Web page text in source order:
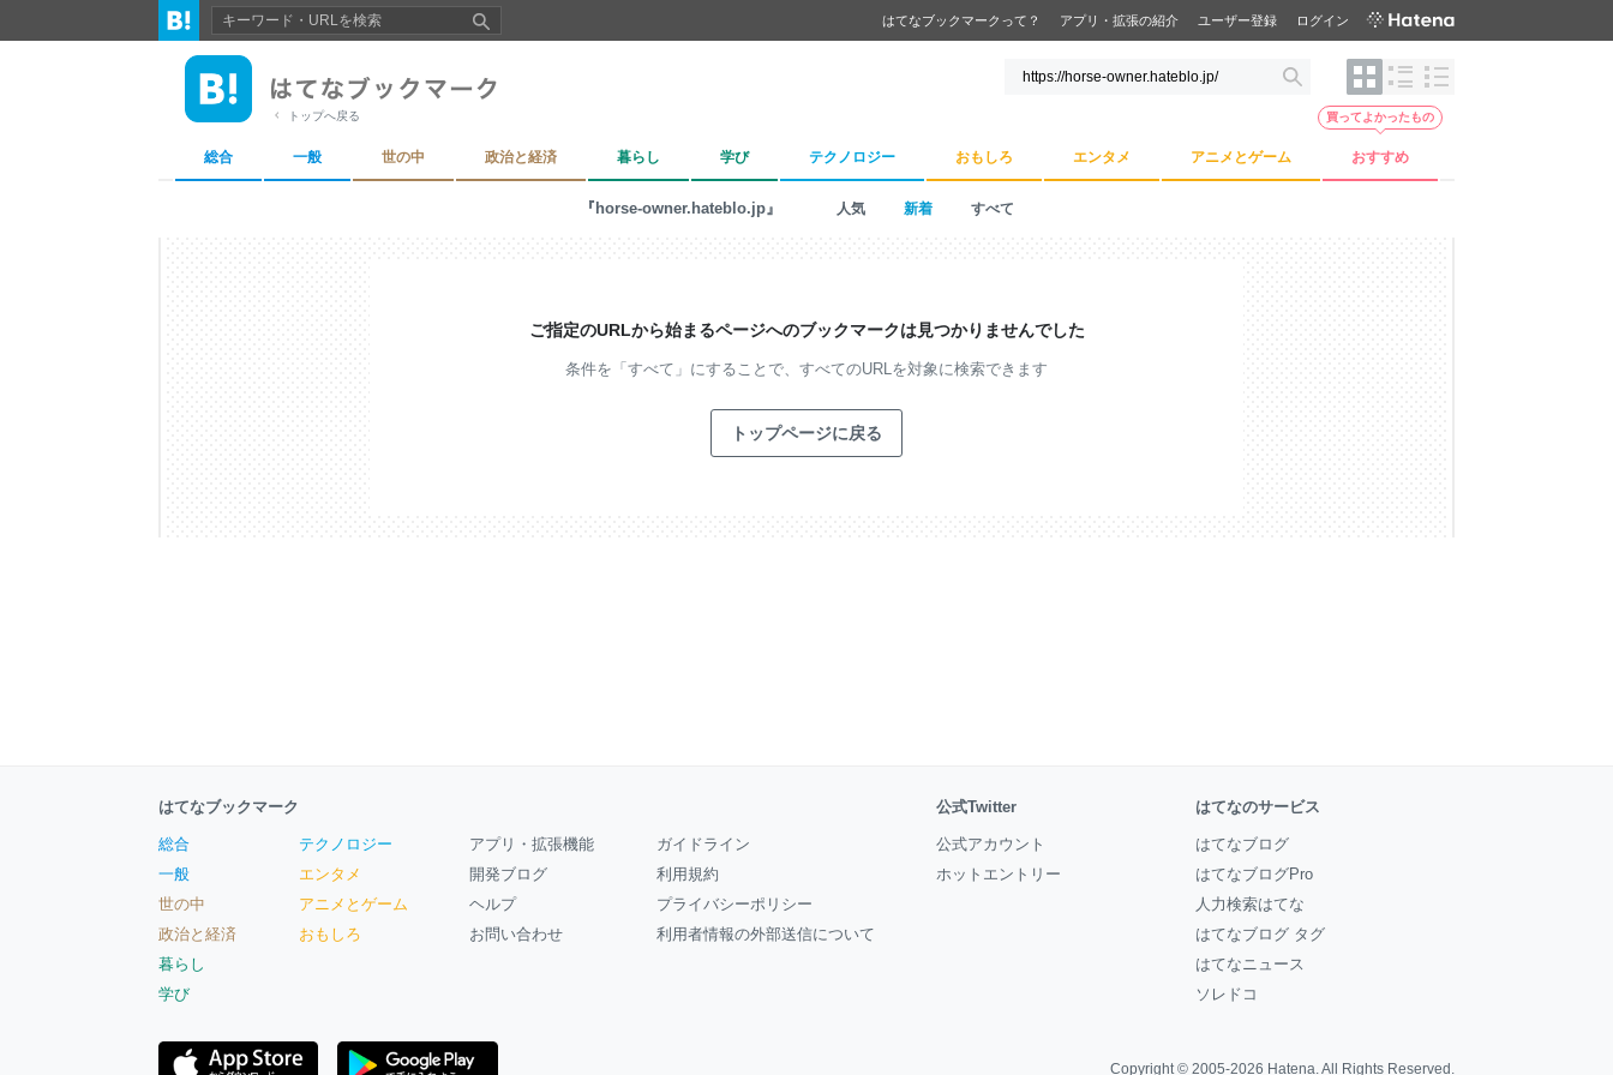
はてなブックマークって？ アプリ・拡張の紹介 ユーザー登録 ログイン
トップへ戻る
総合 一般 世の中 政治と経済 暮らし 学び テクノロジー おもしろ エンタメ アニメとゲーム おすすめ
買ってよかったもの
『horse-owner.hateblo.jp』 人気 新着 すべて
ご指定のURLから始まるページへのブックマークは見つかりませんでした
条件を「すべて」にすることで、 すべてのURLを対象に検索できます
トップページに戻る
はてなブックマーク
総合
一般
世の中
政治と経済
暮らし
学び
テクノロジー
エンタメ
アニメとゲーム
おもしろ
アプリ・拡張機能
開発ブログ
ヘルプ
お問い合わせ
ガイドライン
利用規約
プライバシーポリシー
利用者情報の外部送信について
公式Twitter
公式アカウント
ホットエントリー
はてなのサービス
はてなブログ
はてなブログPro
人力検索はてな
はてなブログ タグ
はてなニュース
ソレドコ
Copyright © 2005-2026 Hatena. All Rights Reserved.